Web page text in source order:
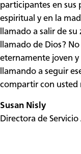
participantes en sus
espiritual y en la
llamado a salir de
llamado de Dios?
eternamente joven y
llamando a seguir
compartir con usted
Susan Nisly
Directora de